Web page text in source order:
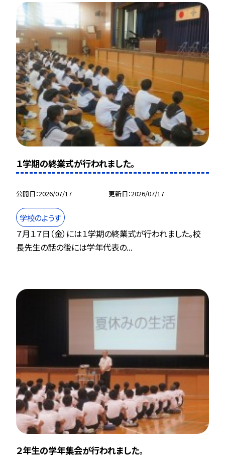
１学期の終業式が行われました。
公開日 2026/07/17 更新日 2026/07/17
学校のようす
７月１７日（金）には１学期の終業式が行われました。校
長先生の話の後には学年代表の...
２年生の学年集会が行われました。